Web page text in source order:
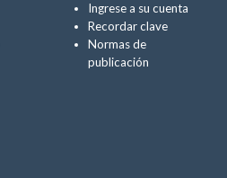
Ingrese a su cuenta
Recordar clave
Normas de
publicación